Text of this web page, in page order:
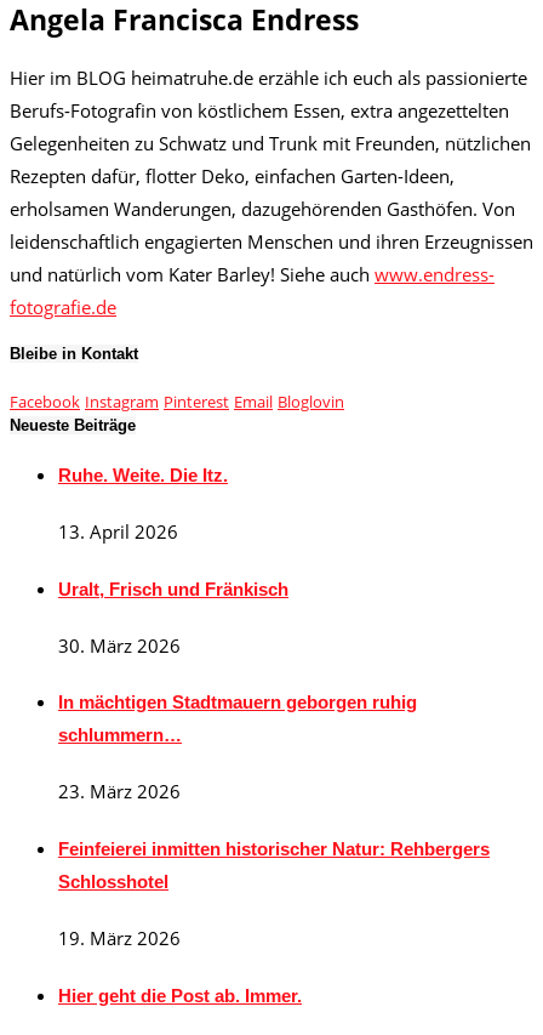
Angela Francisca Endress
Hier im BLOG heimatruhe.de erzähle ich euch als passionierte
Berufs-Fotografin von köstlichem Essen, extra angezettelten
Gelegenheiten zu Schwatz und Trunk mit Freunden, nützlichen
Rezepten dafür, flotter Deko, einfachen Garten-Ideen,
erholsamen Wanderungen, dazugehörenden Gasthöfen. Von
leidenschaftlich engagierten Menschen und ihren Erzeugnissen
und natürlich vom Kater Barley! Siehe auch www.endress-
fotografie.de
Bleibe in Kontakt
Facebook Instagram Pinterest Email Bloglovin
Neueste Beiträge
Ruhe. Weite. Die Itz.
13. April 2026
Uralt, Frisch und Fränkisch
30. März 2026
In mächtigen Stadtmauern geborgen ruhig
schlummern…
23. März 2026
Feinfeierei inmitten historischer Natur: Rehbergers
Schlosshotel
19. März 2026
Hier geht die Post ab. Immer.